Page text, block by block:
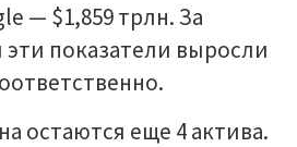
— $1,859 трлн. За
эти показатели выросли
остаются еще 4 актива.